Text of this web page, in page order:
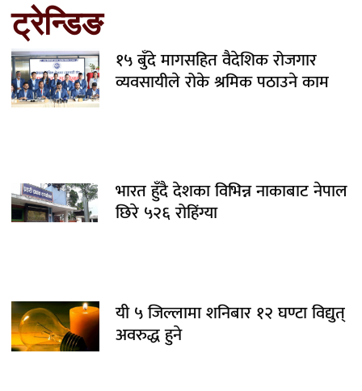
ट्रेन्डिङ
१५ बुँदे मागसहित वैदेशिक रोजगार
व्यवसायीले रोके श्रमिक पठाउने काम
भारत हुँदै देशका विभिन्न नाकाबाट नेपाल
छिरे ५२६ रोहिंग्या
यी ५ जिल्लामा शनिबार १२ घण्टा विद्युत्
अवरुद्ध हुने